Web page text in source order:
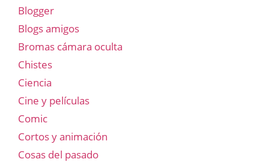
Blogger
Blogs amigos
Bromas cámara oculta
Chistes
Ciencia
Cine y películas
Comic
Cortos y animación
Cosas del pasado